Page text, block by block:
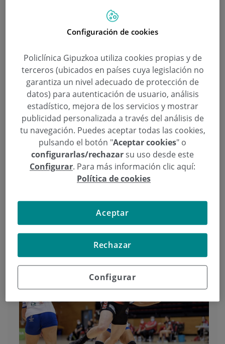
La jugadora de balonmano Maddi
Bengoetxea, operada con éxito en
Policlínica Gipuzkoa
Sin categoría
2 de Julio de 2021
Dr. Javier Martín
La jugadora del Zubileta Evolution Zuazo, Maddi
Bengoetxea Erriondo, fue intervenida ayer en
Policlínica Gipuzkoa para una corrección de un
problema maxilar que precisaba intervención
quirúrgica y cuyo resultado ha sido exitoso gracias al
buen hacer del cirujano oral y maxilofacial el Dr.
ortognática unimaxilar.
Configuración de cookies
Policlínica Gipuzkoa utiliza cookies propias y de
terceros (ubicados en países cuya legislación no
garantiza un nivel adecuado de protección de
datos) para autenticación de usuario, análisis
estadístico, mejora de los servicios y mostrar
publicidad personalizada a través del análisis de
tu navegación. Puedes aceptar todas las cookies,
pulsando el botón "Aceptar cookies" o
configurarlas/rechazarsu uso desde este
Configurar. Para más información clic aquí:
Política de cookies
Configurar
Rechazar
Aceptar